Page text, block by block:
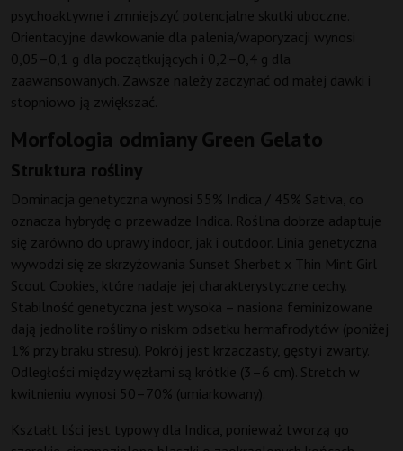
psychoaktywne i zmniejszyć potencjalne skutki uboczne.
Orientacyjne dawkowanie dla palenia/waporyzacji wynosi
0,05–0,1 g dla początkujących i 0,2–0,4 g dla
zaawansowanych. Zawsze należy zaczynać od małej dawki i
stopniowo ją zwiększać.
Morfologia odmiany Green Gelato
Struktura rośliny
Dominacja genetyczna wynosi 55% Indica / 45% Sativa, co
oznacza hybrydę o przewadze Indica. Roślina dobrze adaptuje
się zarówno do uprawy indoor, jak i outdoor. Linia genetyczna
wywodzi się ze skrzyżowania Sunset Sherbet x Thin Mint Girl
Scout Cookies, które nadaje jej charakterystyczne cechy.
Stabilność genetyczna jest wysoka – nasiona feminizowane
dają jednolite rośliny o niskim odsetku hermafrodytów (poniżej
1% przy braku stresu). Pokrój jest krzaczasty, gęsty i zwarty.
Odległości między węzłami są krótkie (3–6 cm). Stretch w
kwitnieniu wynosi 50–70% (umiarkowany).
Kształt liści jest typowy dla Indica, ponieważ tworzą go